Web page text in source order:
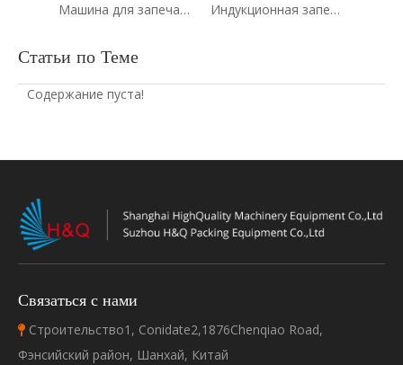
Машина для запечатывания алюминиевой фольги непрерывной электромагнитной индукции Индукционная запечатывающая машина, Машина запечатывания алюминиевой фольги без колпачка
Статьи по Теме
Содержание пуста!
Связаться с нами
 Строительство1, Conidate2,1876Chenqiao Road,
Фэнсийский район, Шанхай, Китай